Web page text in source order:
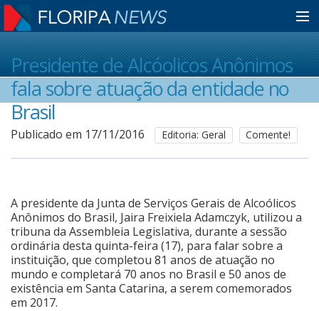
Home
Notícias
Classificados
Guia de Serviços
Anuncie
Presidente de Alcóolicos Anônimos
fala sobre atuação da entidade no
Brasil
Publicado em 17/11/2016 Editoria: Geral Comente!
A presidente da Junta de Serviços Gerais de Alcoólicos
Anônimos do Brasil, Jaira Freixiela Adamczyk, utilizou a
tribuna da Assembleia Legislativa, durante a sessão
ordinária desta quinta-feira (17), para falar sobre a
instituição, que completou 81 anos de atuação no
mundo e completará 70 anos no Brasil e 50 anos de
existência em Santa Catarina, a serem comemorados
em 2017.